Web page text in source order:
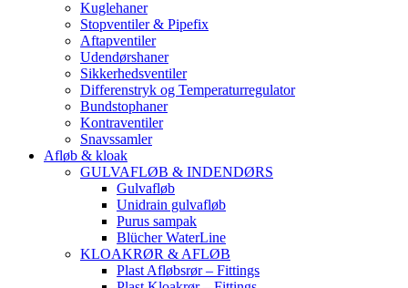
Kuglehaner
Stopventiler & Pipefix
Aftapventiler
Udendørshaner
Sikkerhedsventiler
Differenstryk og Temperaturregulator
Bundstophaner
Kontraventiler
Snavssamler
Afløb & kloak
GULVAFLØB & INDENDØRS
Gulvafløb
Unidrain gulvafløb
Purus sampak
Blücher WaterLine
KLOAKRØR & AFLØB
Plast Afløbsrør – Fittings